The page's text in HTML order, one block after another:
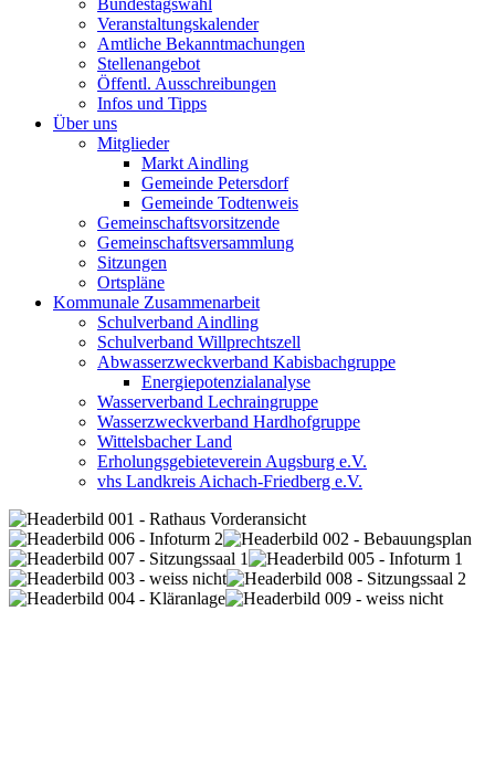
Bundestagswahl
Veranstaltungskalender
Amtliche Bekanntmachungen
Stellenangebot
Öffentl. Ausschreibungen
Infos und Tipps
Über uns
Mitglieder
Markt Aindling
Gemeinde Petersdorf
Gemeinde Todtenweis
Gemeinschaftsvorsitzende
Gemeinschaftsversammlung
Sitzungen
Ortspläne
Kommunale Zusammenarbeit
Schulverband Aindling
Schulverband Willprechtszell
Abwasserzweckverband Kabisbachgruppe
Energiepotenzialanalyse
Wasserverband Lechraingruppe
Wasserzweckverband Hardhofgruppe
Wittelsbacher Land
Erholungsgebieteverein Augsburg e.V.
vhs Landkreis Aichach-Friedberg e.V.